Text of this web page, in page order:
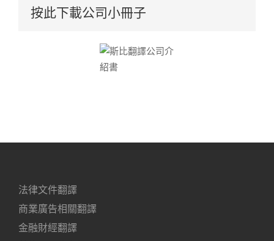
按此下載公司小冊子
法律文件翻譯
商業廣告相關翻譯
金融財經翻譯